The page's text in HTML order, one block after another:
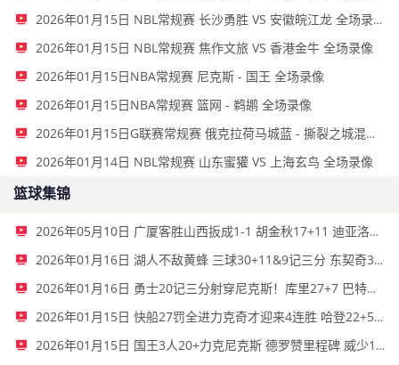
2026年01月15日 NBL常规赛 长沙勇胜 VS 安徽皖江龙 全场录像
2026年01月15日 NBL常规赛 焦作文旅 VS 香港金牛 全场录像
2026年01月15日NBA常规赛 尼克斯 - 国王 全场录像
2026年01月15日NBA常规赛 篮网 - 鹈鹕 全场录像
2026年01月15日G联赛常规赛 俄克拉荷马城蓝 - 撕裂之城混音 全场录像
2026年01月14日 NBL常规赛 山东蜜獾 VS 上海玄鸟 全场录像
篮球集锦
2026年05月10日 广厦客胜山西扳成1-1 胡金秋17+11 迪亚洛关键上篮不中
2026年01月16日 湖人不敌黄蜂 三球30+11&9记三分 东契奇39分 詹姆斯29+9+6
2026年01月16日 勇士20记三分射穿尼克斯！库里27+7 巴特勒32+8 穆迪三分9中7
2026年01月15日 快船27罚全进力克奇才迎来4连胜 哈登22+5+8 伦纳德33分4断
2026年01月15日 国王3人20+力克尼克斯 德罗赞里程碑 威少11助 布伦森伤退